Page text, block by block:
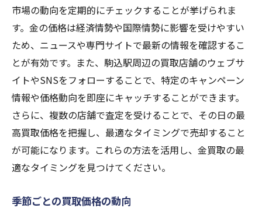
市場の動向を定期的にチェックすることが挙げられま
す。金の価格は経済情勢や国際情勢に影響を受けやすい
ため、ニュースや専門サイトで最新の情報を確認するこ
とが有効です。また、駒込駅周辺の買取店舗のウェブサ
イトやSNSをフォローすることで、特定のキャンペーン
情報や価格動向を即座にキャッチすることができます。
さらに、複数の店舗で査定を受けることで、その日の最
高買取価格を把握し、最適なタイミングで売却すること
が可能になります。これらの方法を活用し、金買取の最
適なタイミングを見つけてください。
季節ごとの買取価格の動向